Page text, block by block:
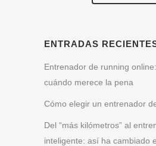
ENTRADAS
Entrenador de running
cuándo merece la pena
Cómo elegir un entrenador
Del “más kilómetros” al
inteligente: así ha cambiado